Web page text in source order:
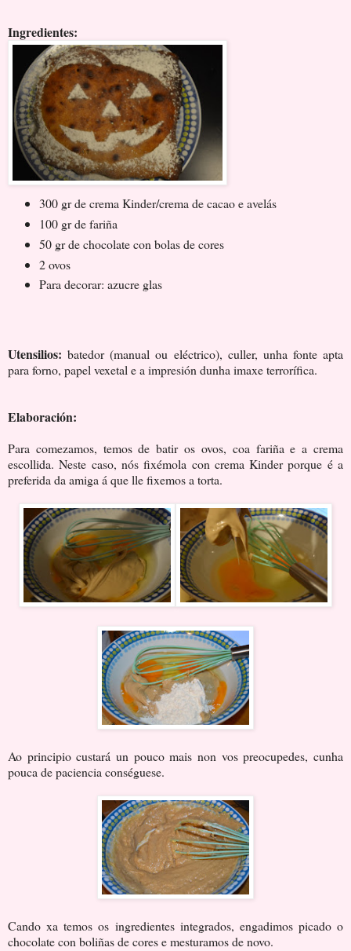
Ingredientes:
300 gr de crema Kinder/crema de cacao e avelás
100 gr de fariña
50 gr de chocolate con bolas de cores
2 ovos
Para decorar: azucre glas
Utensilios:batedor (manual ou eléctrico), culler, unha fonte apta
para forno, papel vexetal e a impresión dunha imaxe terrorífica.
Elaboración:
Para comezamos, temos de batir os ovos, coa fariña e a crema
escollida. Neste caso, nós fixémola con crema Kinder porque é a
preferida da amiga á que lle fixemos a torta.
Ao principio custará un pouco mais non vos preocupedes, cunha
pouca de paciencia conséguese.
Cando xa temos os ingredientes integrados, engadimos picado o
chocolate con boliñas de cores e mesturamos de novo.